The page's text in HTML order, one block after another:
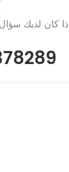
كان لديك